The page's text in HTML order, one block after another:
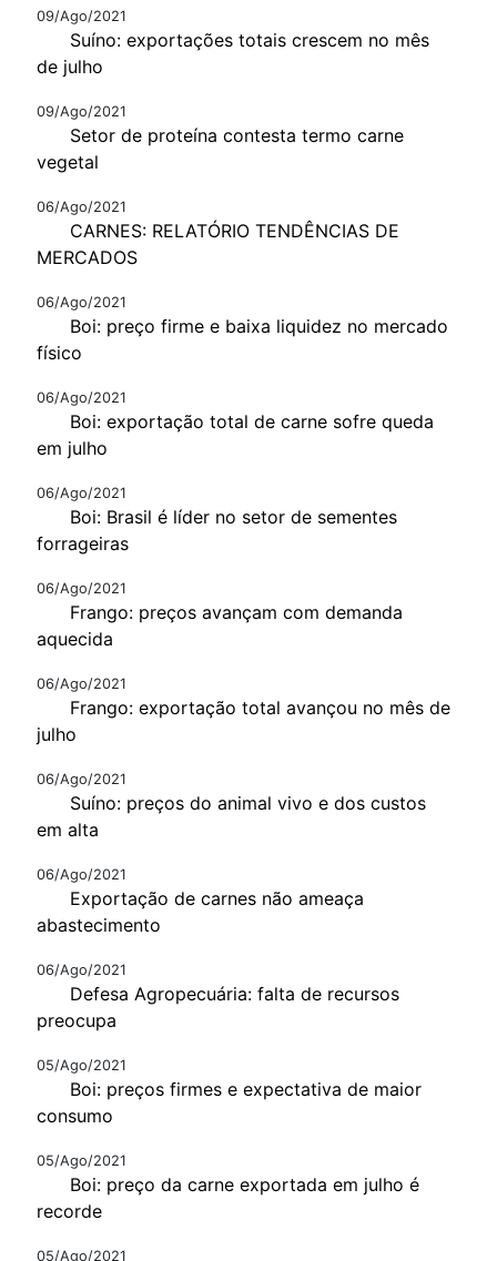
09/Ago/2021
Suíno: exportações totais crescem no mês
de julho
09/Ago/2021
Setor de proteína contesta termo carne
vegetal
06/Ago/2021
CARNES: RELATÓRIO TENDÊNCIAS DE
MERCADOS
06/Ago/2021
Boi: preço firme e baixa liquidez no mercado
físico
06/Ago/2021
Boi: exportação total de carne sofre queda
em julho
06/Ago/2021
Boi: Brasil é líder no setor de sementes
forrageiras
06/Ago/2021
Frango: preços avançam com demanda
aquecida
06/Ago/2021
Frango: exportação total avançou no mês de
julho
06/Ago/2021
Suíno: preços do animal vivo e dos custos
em alta
06/Ago/2021
Exportação de carnes não ameaça
abastecimento
06/Ago/2021
Defesa Agropecuária: falta de recursos
preocupa
05/Ago/2021
Boi: preços firmes e expectativa de maior
consumo
05/Ago/2021
Boi: preço da carne exportada em julho é
recorde
05/Ago/2021